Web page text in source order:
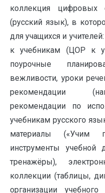
коллекция цифровых
(русский язык), в
для учащихся и
к учебникам (ЦОР к
поурочные
вежливости, уроки
рекомендации
рекомендации по
учебникам русского
материалы («Учим
инструменты учебной
тренажёры),
коллекции (таблицы,
организации